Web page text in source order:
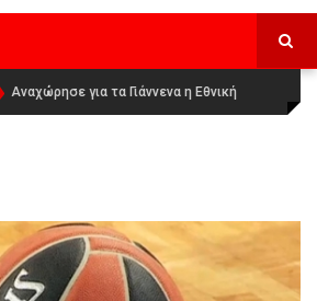
Οι Πάνθηρες Καβάλας στην Women
League 1
Αναχώρησε για τα Γιάννενα η Εθνική
Γυναικών: